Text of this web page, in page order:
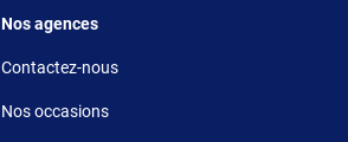
Footer 6
Nos agences
Contactez-nous
Nos occasions